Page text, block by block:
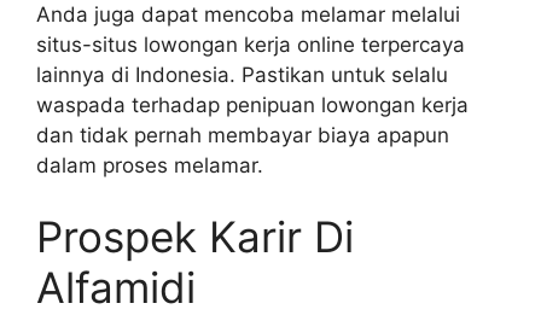
Anda juga dapat mencoba melamar melalui
situs-situs lowongan kerja online terpercaya
lainnya di Indonesia. Pastikan untuk selalu
waspada terhadap penipuan lowongan kerja
dan tidak pernah membayar biaya apapun
dalam proses melamar.
Prospek Karir Di
Alfamidi